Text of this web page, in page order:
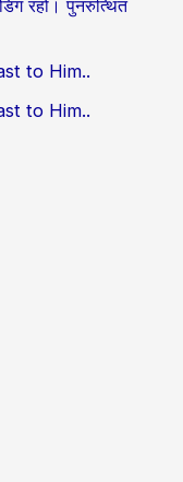
रहो। पुनरुत्थित
to Him..
to Him..